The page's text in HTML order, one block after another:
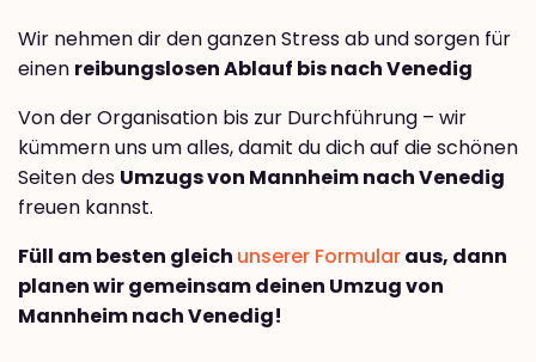
Wir nehmen dir den ganzen Stress ab und sorgen für
einen reibungslosen Ablauf bis nach Venedig
Von der Organisation bis zur Durchführung – wir
kümmern uns um alles, damit du dich auf die schönen
Seiten des Umzugs von Mannheim nach Venedig
freuen kannst.
Füll am besten gleich unserer Formularaus, dann
planen wir gemeinsam deinen Umzug von
Mannheim nach Venedig!